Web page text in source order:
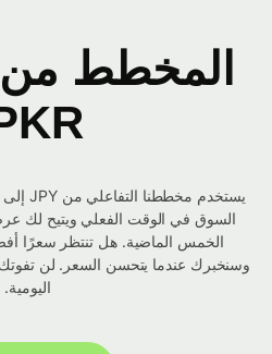
PKR،
السوق في الوقت الفعلي ويتيح لك
الخمس الماضية. هل تنتظر سعرًا أفضل؟
وسنخبرك عندما يتحسن السعر. لن تفوتك
اليومية.